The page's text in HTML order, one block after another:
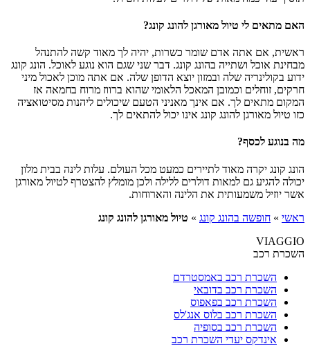
האם מתאים לי טיול מאורגן להונג קונג?
ראשית, אם אתה אדם שומר כשרות, יהיה לך מאוד קשה להתנהל
מבחינת אוכל ושתייה בהונג קונג. דבר שני שגם הוא נוגע לאוכל. הונג קונג
ידוע בקולינריה שלה ובמזון יוצא הדופן שלה. אם אתה מוכן לאכול מיני
חרקים, זוחלים וכמובן המאכל הלאומי שהוא ברווז מרוח בחמאה אז
המקום מתאים לך. אם אינך מאניני הטעם שיכולים ליהנות מסיטואציה
כזו טיול מאורגן להונג קונג אינו יכול להתאים לך.
מה בנוגע לכסף?
הונג קונג יקרה מאוד לתיירים כמעט מכל העולם. עלות לינה בבית מלון
יכולה להגיע גם למאות דולרים ללילה ולכן מומלץ להצטרף לטיול מאורגן
אשר יוזיל משמעותית את הלינה והארוחות.
ראשי » חופשה בהונג קונג » טיול מאורגן להונג קונג
VIAGGIO
השכרת רכב
השכרת רכב באמסטרדם
השכרת רכב בדובאי
השכרת רכב בפאפוס
השכרת רכב בלוס אנג'לס
השכרת רכב בסופיה
אינדקס יעדי השכרת רכב